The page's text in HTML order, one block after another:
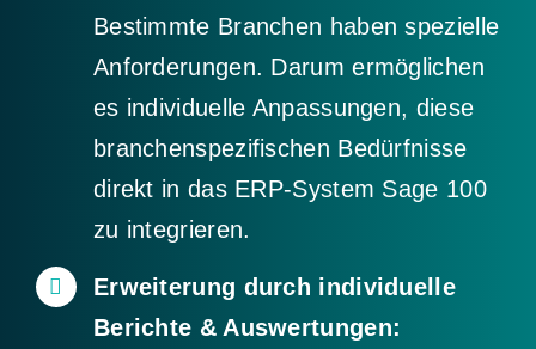
Bestimmte Branchen haben spezielle
Anforderungen. Darum ermöglichen
es individuelle Anpassungen, diese
branchenspezifischen Bedürfnisse
direkt in das ERP-System Sage 100
zu integrieren.
Erweiterung durch individuelle
Berichte & Auswertungen: